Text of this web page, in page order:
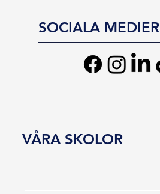
SOCIALA MEDIER
VÅRA SKOLOR